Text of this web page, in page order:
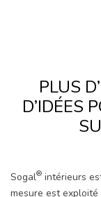
PLUS
D’IDÉES
Sogal® intérieurs
mesure est